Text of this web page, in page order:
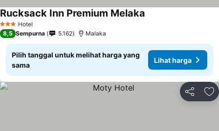
3 BintangHotel
Rucksack Inn Premium Melaka
8,5 Sempurna 5.162 Malaka
Pilih tanggal untuk melihat harga yang
sama
Lihat harga
Bagikan